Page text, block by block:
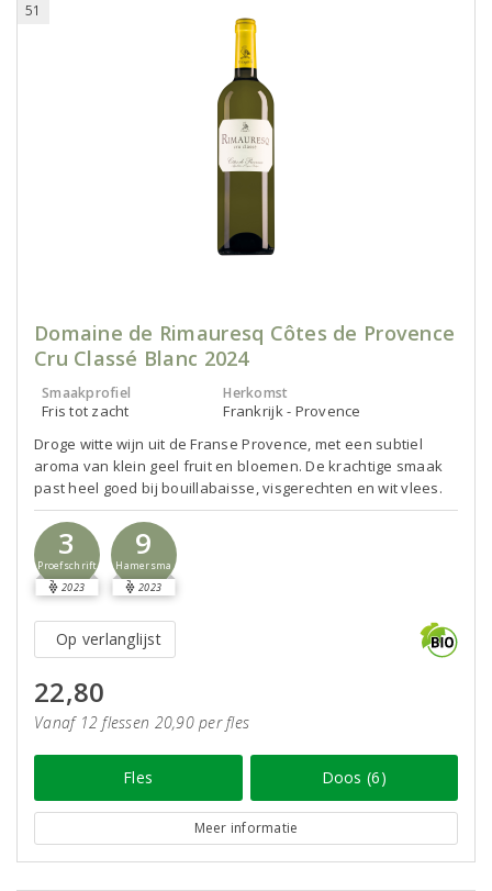
51
Domaine de Rimauresq Côtes de Provence
Cru Classé Blanc 2024
Smaakprofiel
Fris tot zacht
Herkomst
Frankrijk - Provence
Droge witte wijn uit de Franse Provence, met een subtiel
aroma van klein geel fruit en bloemen. De krachtige smaak
past heel goed bij bouillabaisse, visgerechten en wit vlees.
3
Proefschrift
2023
9
Hamersma
2023
Op verlanglijst
22,80
Vanaf 12 flessen 20,90 per fles
Fles Doos (6)
Meer informatie